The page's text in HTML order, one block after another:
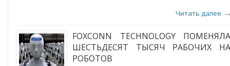
Читать далее
FOXCONN TECHNOLOGY ПОМЕНЯЛА
ШЕСТЬДЕСЯТ ТЫСЯЧ РАБОЧИХ НА
РОБОТОВ